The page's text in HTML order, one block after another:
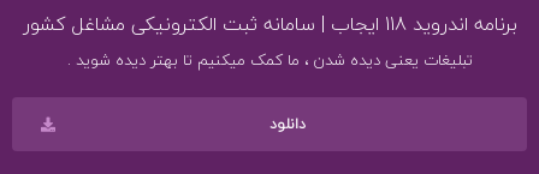
برنامه اندروید 118 ایجاب | سامانه ثبت الکترونیکی مشاغل کشور
تبلیغات یعنی دیده شدن ، ما کمک میکنیم تا بهتر دیده شوید .
دانلود